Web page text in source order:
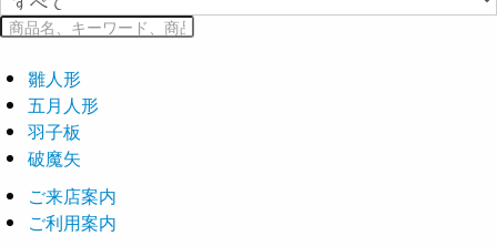
雛人形
五月人形
羽子板
破魔矢
ご来店案内
ご利用案内